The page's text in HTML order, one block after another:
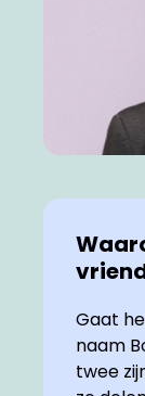
Gaat
naam
twee